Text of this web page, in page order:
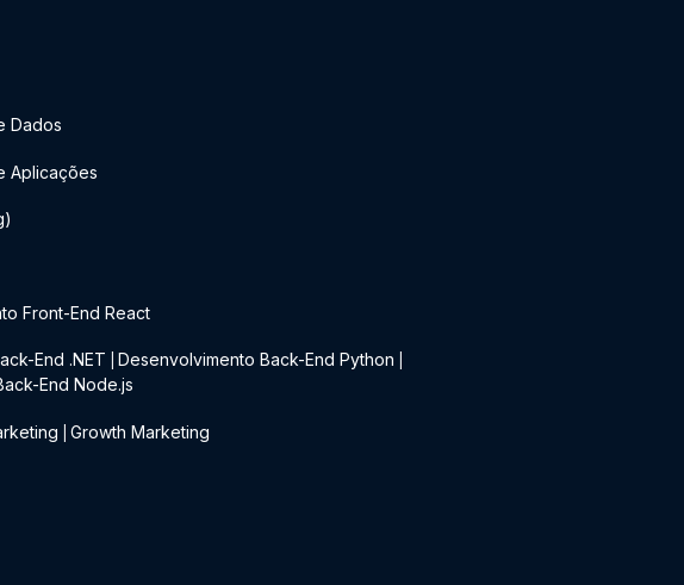
Dados
Aplicações
Front-End React
End .NET Desenvolvimento Back-End Python
End Node.js
Growth Marketing